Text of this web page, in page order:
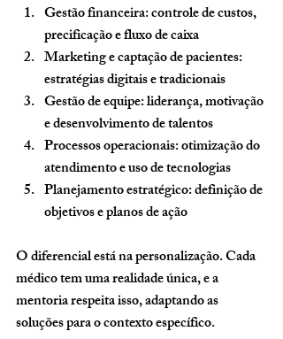
Gestão financeira: controle de custos,
precificação e fluxo de caixa
Marketing e captação de pacientes:
estratégias digitais e tradicionais
Gestão de equipe: liderança, motivação
e desenvolvimento de talentos
Processos operacionais: otimização do
atendimento e uso de tecnologias
Planejamento estratégico: definição de
objetivos e planos de ação
O diferencial está na personalização. Cada
médico tem uma realidade única, e a
mentoria respeita isso, adaptando as
soluções para o contexto específico.